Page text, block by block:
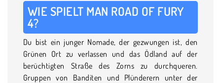
WIE SPIELT MAN ROAD OF FURY
4?
Du bist ein junger Nomade, der gezwungen ist, den
Grünen Ort zu verlassen und das Ödland auf der
berüchtigten Straße des Zorns zu durchqueren.
Gruppen von Banditen und Plünderern unter der